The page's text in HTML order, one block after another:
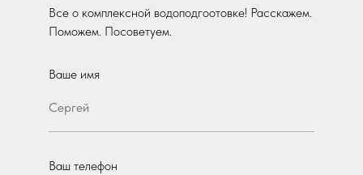
Все о комплексной водоподгоотовке! Расскажем.
Поможем. Посоветуем.
Ваше имя
Ваш телефон